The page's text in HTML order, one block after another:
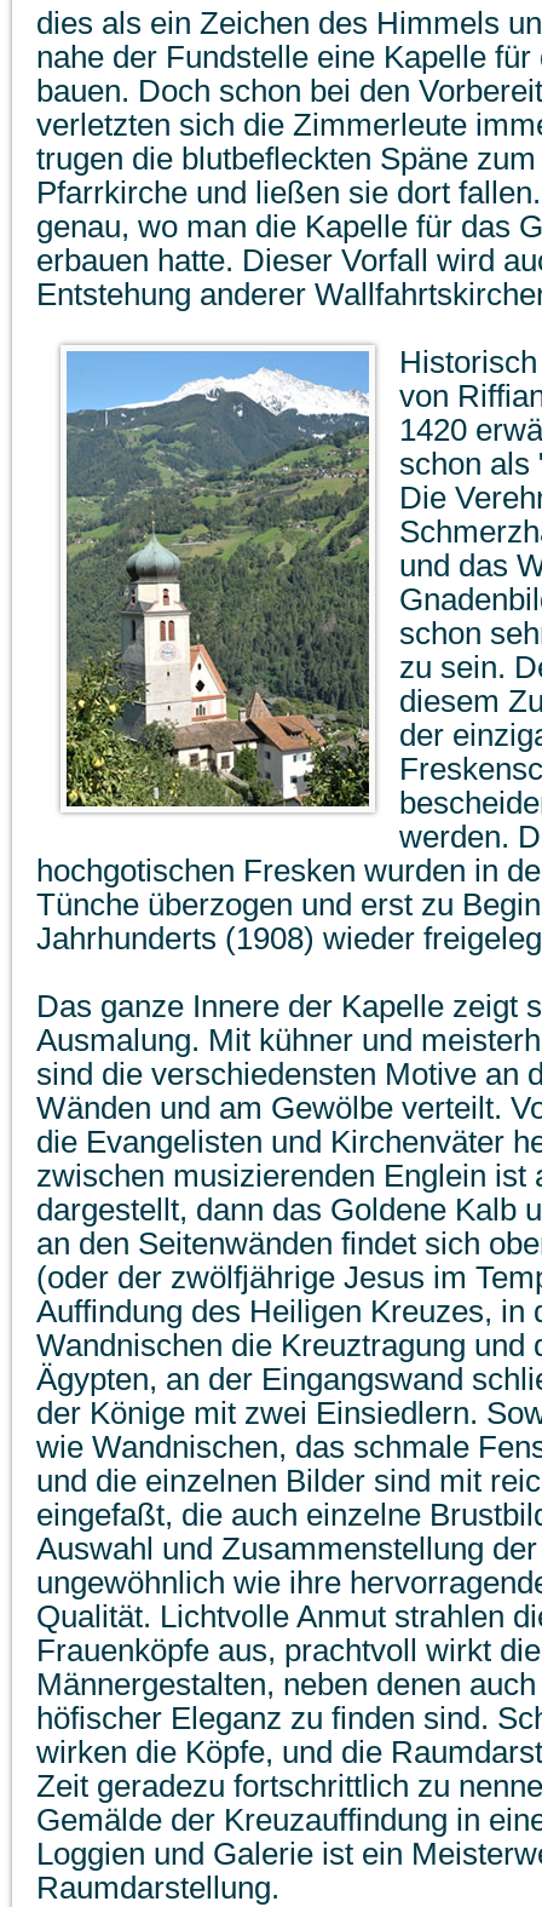
dies als ein Zeichen des Himmels
nahe der Fundstelle eine Kapelle
bauen. Doch schon bei den
verletzten sich die Zimmerleute
trugen die blutbefleckten Späne
Pfarrkirche und ließen sie dort
genau, wo man die Kapelle für das
erbauen hatte. Dieser Vorfall wird
Entstehung anderer
von
1420
schon als
Die
und das
schon
zu sein.
diesem
der
werden.
hochgotischen Fresken wurden in
Tünche überzogen und erst zu
Jahrhunderts (1908) wieder
Das ganze Innere der Kapelle zeigt
Ausmalung. Mit kühner und
sind die verschiedensten Motive an
Wänden und am Gewölbe verteilt.
die Evangelisten und Kirchenväter
zwischen musizierenden Englein ist
dargestellt, dann das Goldene Kalb
an den Seitenwänden findet sich
(oder der zwölfjährige Jesus im
Auffindung des Heiligen Kreuzes, in
Wandnischen die Kreuztragung und
Ägypten, an der Eingangswand
der Könige mit zwei Einsiedlern.
wie Wandnischen, das schmale
und die einzelnen Bilder sind mit
eingefaßt, die auch einzelne
Auswahl und Zusammenstellung
ungewöhnlich wie ihre
Qualität. Lichtvolle Anmut strahlen
Frauenköpfe aus, prachtvoll wirkt
Männergestalten, neben denen
höfischer Eleganz zu finden sind.
wirken die Köpfe, und die
Zeit geradezu fortschrittlich zu
Gemälde der Kreuzauffindung in
Loggien und Galerie ist ein
Raumdarstellung.